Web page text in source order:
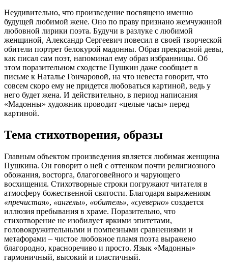
Неудивительно, что произведение посвящено именно
будущей любимой жене. Оно по праву признано жемчужиной
любовной лирики поэта. Будучи в разлуке с любимой
женщиной, Александр Сергеевич повесил в своей творческой
обители портрет белокурой мадонны. Образ прекрасной девы,
как писал сам поэт, напоминал ему образ избранницы. Об
этом поразительном сходстве Пушкин даже сообщает в
письме к Наталье Гончаровой, на что невеста говорит, что
совсем скоро ему не придется любоваться картиной, ведь у
него будет жена. И действительно, в период написания
«Мадонны» художник проводит «целые часы» перед
картиной.
Тема стихотворения, образы
Главным объектом произведения является любимая женщина
Пушкина. Он говорит о ней с оттенком почти религиозного
обожания, восторга, благоговейного и чарующего
восхищения. Стихотворные строки погружают читателя в
атмосферу божественной святости. Благодаря выражениям
«пречистая», «ангелы», «обитель», «суеверно» создается
иллюзия пребывания в храме. Поразительно, что
стихотворение не изобилует яркими эпитетами,
головокружительными и помпезными сравнениями и
метафорами – чистое любовное пламя поэта выражено
благородно, красноречиво и просто. Язык «Мадонны»
гармоничный, высокий и пластичный.